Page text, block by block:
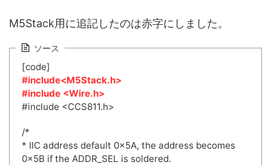
M5Stack用に追記したのは赤字にしました。
ソース
[code]
#include<M5Stack.h>
#include <Wire.h>
#include <CCS811.h>
/*
* IIC address default 0x5A, the address becomes
0x5B if the ADDR_SEL is soldered.